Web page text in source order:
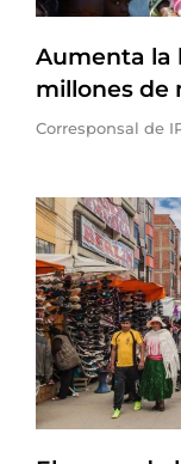
Aumenta la
millones de
Corresponsal de